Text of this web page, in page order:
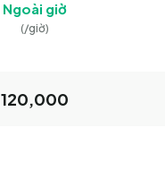
Ngoài giờ
(/giờ)
120,000